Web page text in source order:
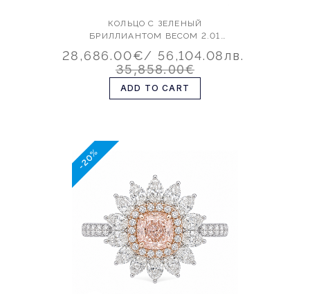
КОЛЬЦО С ЗЕЛЕНЫЙ
БРИЛЛИАНТОМ ВЕСОМ 2.01
28,686.00€/ 56,104.08лв.
35,858.00€
ADD TO CART
-20%